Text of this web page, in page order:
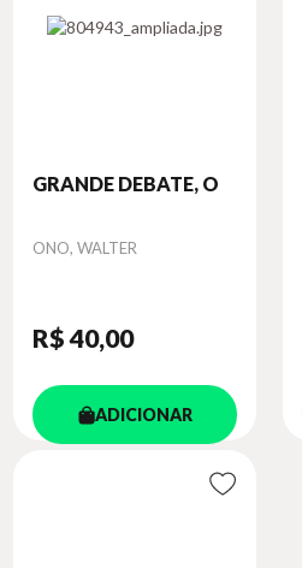
GRANDE DEBATE, O
Autor
ONO, WALTER
R$ 40,00
ADICIONAR